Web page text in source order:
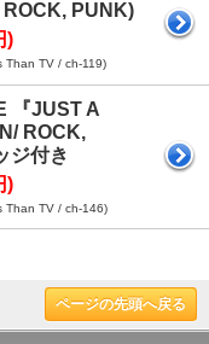
PUNK)
)
Than TV / ch-119)
『JUST A
ROCK,
ジ付き
)
Than TV / ch-146)
ページの先頭へ戻る